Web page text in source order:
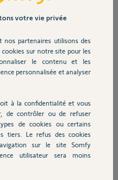
a la fermeture.J ai voulu la faire
aucun son juste le flash qui
fil de discussion
votre vie privée
nos partenaires utilisons des
sur notre site pour les
le contenu et les
personnalisée et analyser
à la confidentialité et vous
de contrôler ou de refuser
de cookies ou certains
tiers. Le refus des cookies
sur le site Somfy
utilisateur sera moins